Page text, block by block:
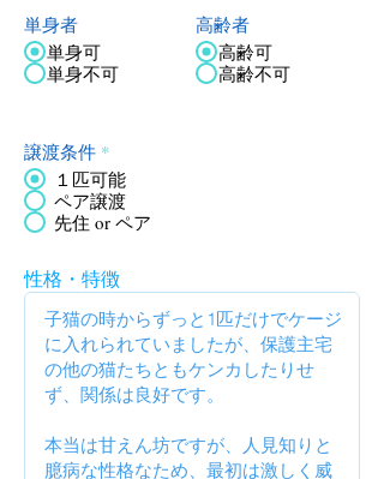
単身者
単身可
単身不可
高齢者
高齢可
高齢不可
譲渡条件 *
１匹可能
ペア譲渡
先住 or ペア
性格・特徴